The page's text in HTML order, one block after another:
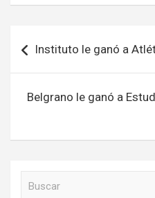
de
entradas
Instituto le ganó a
Belgrano le ganó a